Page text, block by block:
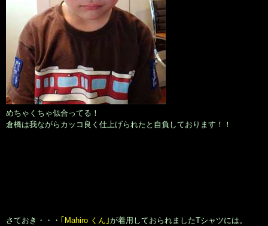
めちゃくちゃ似合ってる！
倉橋は我ながらカッコ良く仕上げられたと自負しております！！
さておき・・・ ｢Mahiro くん｣が着用しておられましたTシャツには。